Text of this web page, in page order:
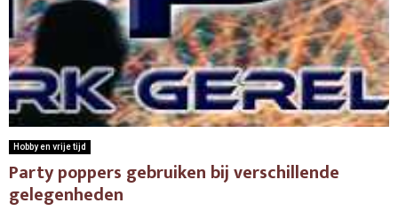
Hobby en vrije tijd
Party poppers gebruiken bij verschillende
gelegenheden